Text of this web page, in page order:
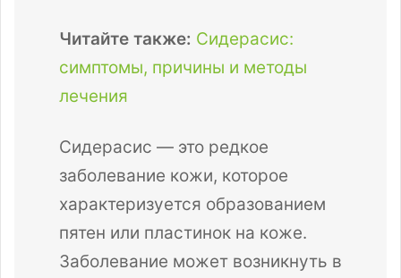
Читайте также: Сидерасис:
симптомы, причины и методы
лечения
Сидерасис — это редкое
заболевание кожи, которое
характеризуется образованием
пятен или пластинок на коже.
Заболевание может возникнуть в